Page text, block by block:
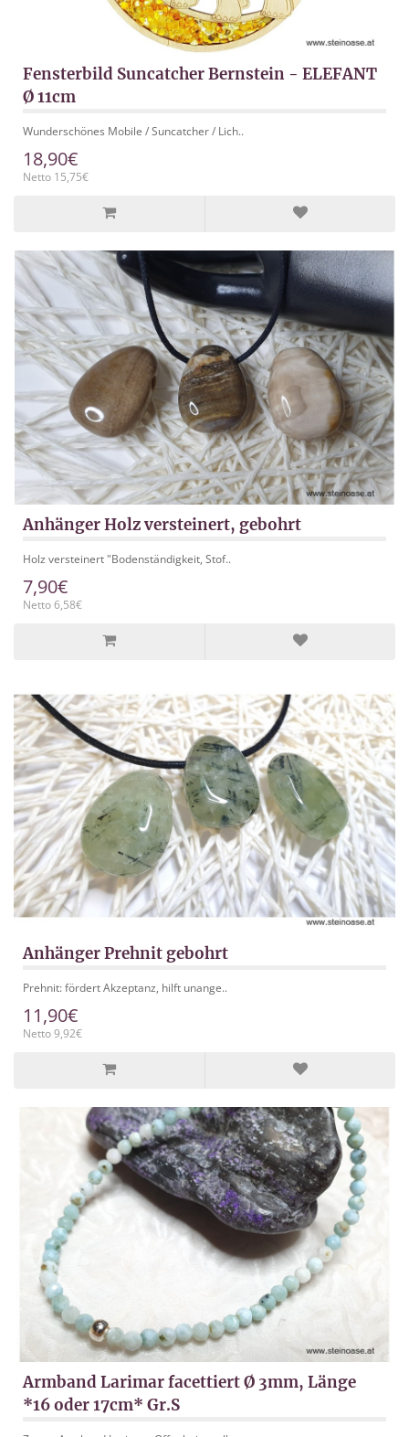
Fensterbild Suncatcher Bernstein - ELEFANT
Ø 11cm
Wunderschönes Mobile / Suncatcher / Lich..
18,90€
Netto 15,75€
Anhänger Holz versteinert, gebohrt
Holz versteinert "Bodenständigkeit, Stof..
7,90€
Netto 6,58€
Anhänger Prehnit gebohrt
Prehnit: fördert Akzeptanz, hilft unange..
11,90€
Netto 9,92€
Armband Larimar facettiert Ø 3mm, Länge
*16 oder 17cm* Gr.S